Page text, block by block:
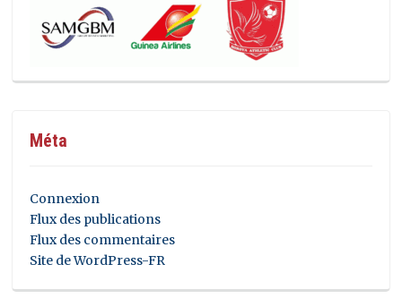
Méta
Connexion
Flux des publications
Flux des commentaires
Site de WordPress-FR